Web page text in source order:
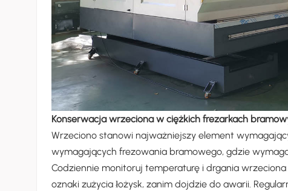
Konserwacja wrzeciona w ciężkich frezarkach
Wrzeciono stanowi najważniejszy element
wymagających frezowania bramowego, gdzie
Codziennie monitoruj temperaturę i drgania
oznaki zużycia łożysk, zanim dojdzie do awarii.